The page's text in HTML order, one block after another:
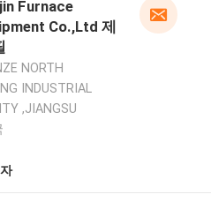
Furnace
Co.,Ltd 제
NORTH
INDUSTRIAL
,JIANGSU